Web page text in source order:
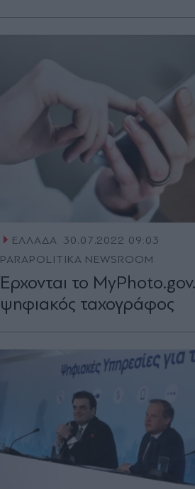
ΕΛΛΑΔΑ 30.07.2022 09:03
PARAPOLITIKA NEWSROOM
Έρχονται το
ψηφιακός ταχογράφος